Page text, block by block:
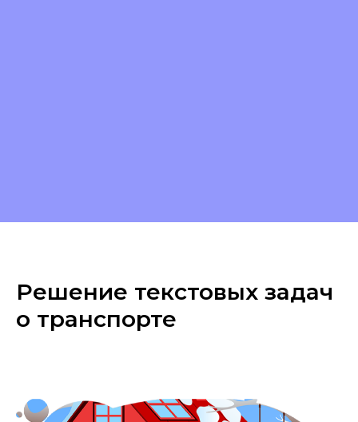
Решение текстовых задач
о транспорте